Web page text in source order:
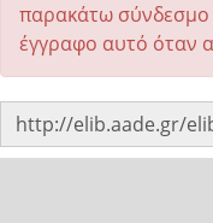
παρακάτω
έγγραφο αυτό όταν